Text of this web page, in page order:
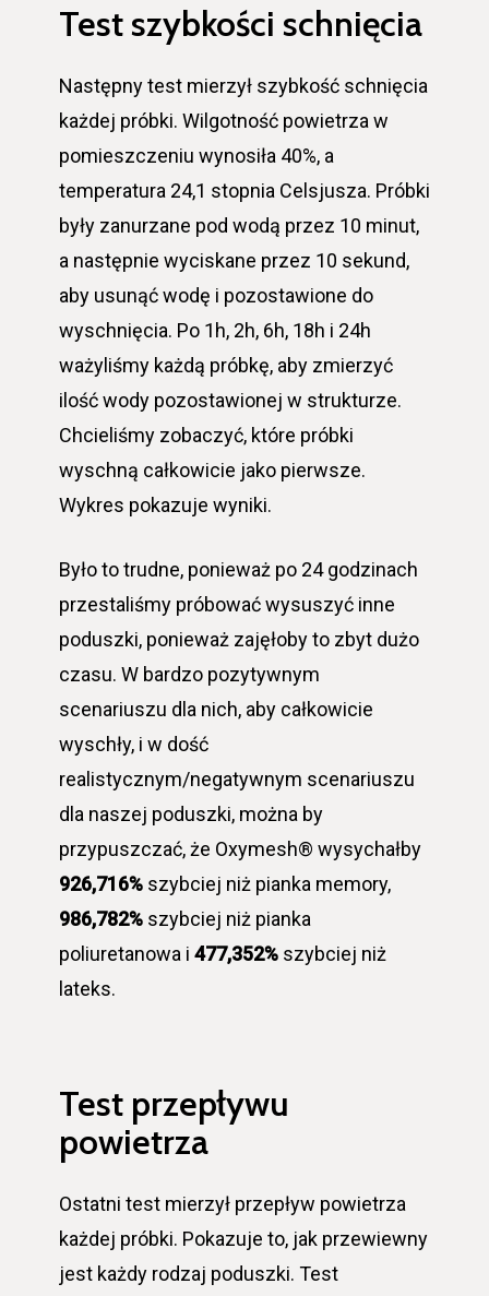
Test szybkości schnięcia
Następny test mierzył szybkość schnięcia
każdej próbki. Wilgotność powietrza w
pomieszczeniu wynosiła 40%, a
temperatura 24,1 stopnia Celsjusza. Próbki
były zanurzane pod wodą przez 10 minut,
a następnie wyciskane przez 10 sekund,
aby usunąć wodę i pozostawione do
wyschnięcia. Po 1h, 2h, 6h, 18h i 24h
ważyliśmy każdą próbkę, aby zmierzyć
ilość wody pozostawionej w strukturze.
Chcieliśmy zobaczyć, które próbki
wyschną całkowicie jako pierwsze.
Wykres pokazuje wyniki.
Było to trudne, ponieważ po 24 godzinach
przestaliśmy próbować wysuszyć inne
poduszki, ponieważ zajęłoby to zbyt dużo
czasu. W bardzo pozytywnym
scenariuszu dla nich, aby całkowicie
wyschły, i w dość
realistycznym/negatywnym scenariuszu
dla naszej poduszki, można by
przypuszczać, że Oxymesh® wysychałby
926,716%szybciej niż pianka memory,
986,782%szybciej niż pianka
poliuretanowa i 477,352%szybciej niż
lateks.
Test przepływu
powietrza
Ostatni test mierzył przepływ powietrza
każdej próbki. Pokazuje to, jak przewiewny
jest każdy rodzaj poduszki. Test